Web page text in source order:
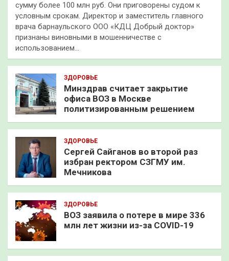
сумму более 100 млн руб. Они приговорены судом к
условным срокам. Директор и заместитель главного
врача барнаульского ООО «КДЦ Добрый доктор»
признаны виновными в мошенничестве с
использованием…
ЗДОРОВЬЕ
Минздрав считает закрытие
офиса ВОЗ в Москве
политизированным решением
ЗДОРОВЬЕ
Сергей Сайганов во второй раз
избран ректором СЗГМУ им.
Мечникова
ЗДОРОВЬЕ
ВОЗ заявила о потере в мире 336
млн лет жизни из-за COVID-19